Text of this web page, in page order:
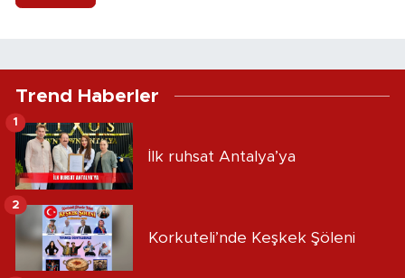
Trend Haberler
İlk ruhsat Antalya’ya
1
Korkuteli’nde Keşkek Şöleni
2